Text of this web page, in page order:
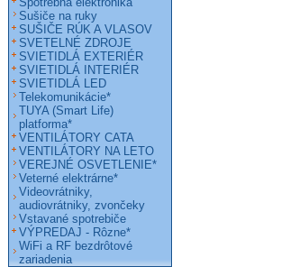
Sušiče na ruky
SUŠIČE RÚK A VLASOV
SVETELNÉ ZDROJE
SVIETIDLÁ EXTERIÉR
SVIETIDLÁ INTERIÉR
SVIETIDLÁ LED
Telekomunikácie*
TUYA (Smart Life)
platforma*
VENTILÁTORY CATA
VENTILÁTORY NA LETO
VEREJNÉ OSVETLENIE*
Veterné elektrárne*
Videovrátniky,
audiovrátniky, zvončeky
Vstavané spotrebiče
VÝPREDAJ - Rôzne*
WiFi a RF bezdrôtové
zariadenia